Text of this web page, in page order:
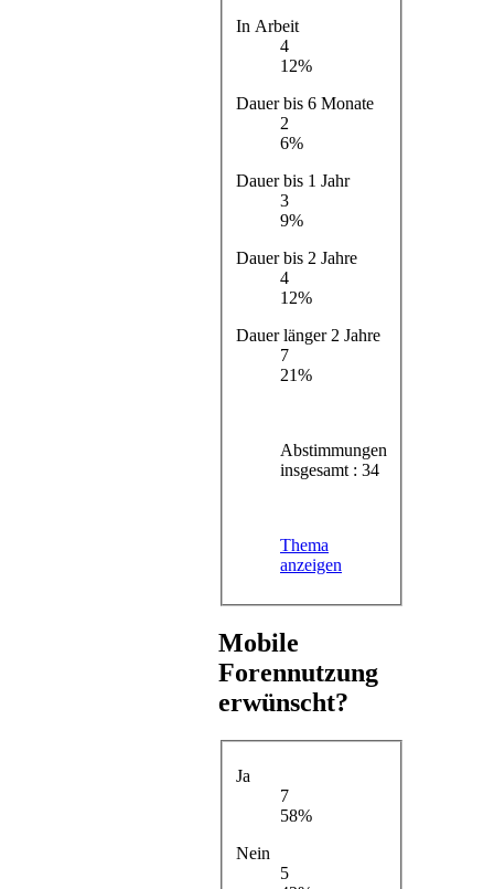
In Arbeit
4
12%
Dauer bis 6 Monate
2
6%
Dauer bis 1 Jahr
3
9%
Dauer bis 2 Jahre
4
12%
Dauer länger 2 Jahre
7
21%
Abstimmungen
insgesamt : 34
Thema
anzeigen
Mobile
Forennutzung
erwünscht?
Ja
7
58%
Nein
5